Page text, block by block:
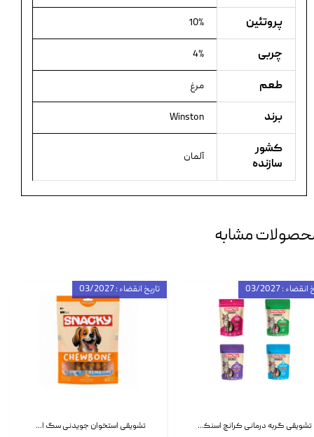
پروتئین 10%
چربی 4%
طعم مرغ
برند Winston
کشور
سازنده
آلمان
مشابه
تشویقی استخوان جویدنی سگ اسنکی کرانچی با طعم مرغ Snacky Crunchy Munchy وزن 100 گرم
تاریخ انقضاء : 03/2027
تشویقی گربه درمانی کرانچ اسنکی با طعم میکس Snacky Crunch Cat Treats وزن 60 گرم بسته 4 عددی
: 03/2027